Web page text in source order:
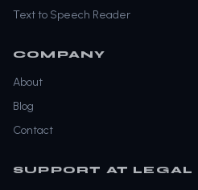
Text to Speech Reader
COMPANY
About
Blog
Contact
SUPPORT AT LEGAL